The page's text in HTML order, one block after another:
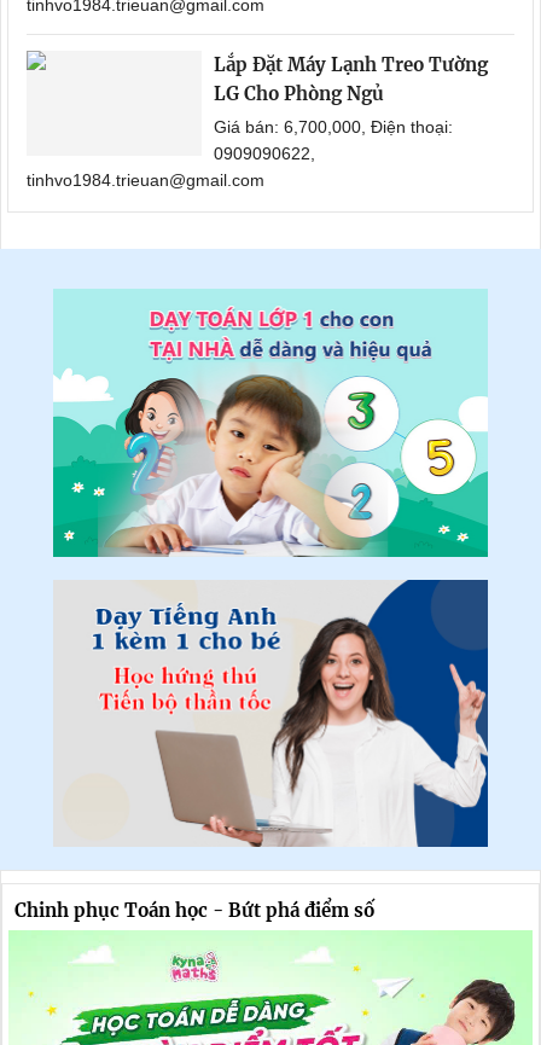
tinhvo1984.trieuan@gmail.com
Lắp Đặt Máy Lạnh Treo Tường
LG Cho Phòng Ngủ
Giá bán: 6,700,000, Điện thoại:
0909090622,
tinhvo1984.trieuan@gmail.com
Chinh phục Toán học - Bứt phá điểm số